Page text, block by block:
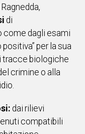
di
dagli esami
per la sua
tracce biologiche
crimine o alla
dai rilievi
compatibili